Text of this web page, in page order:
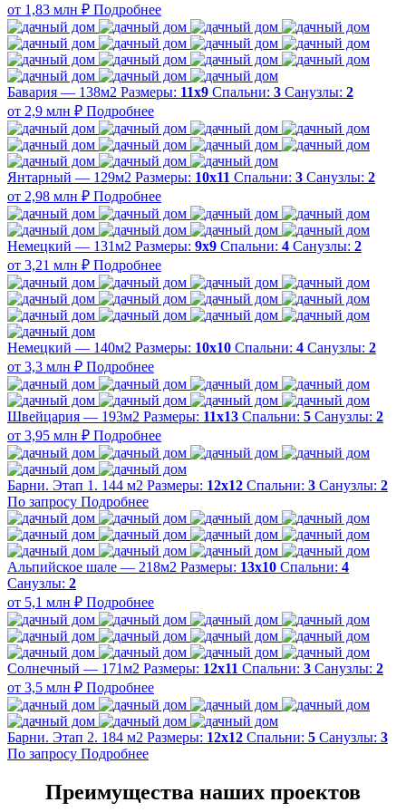
от 1,83 млн ₽ Подробнее
Бавария — 138м2 Размеры: 11х9 Спальни: 3 Санузлы: 2
от 2,9 млн ₽ Подробнее
Янтарный — 129м2 Размеры: 10х11 Спальни: 3 Санузлы: 2
от 2,98 млн ₽ Подробнее
Немецкий — 131м2 Размеры: 9х9 Спальни: 4 Санузлы: 2
от 3,21 млн ₽ Подробнее
Немецкий — 140м2 Размеры: 10х10 Спальни: 4 Санузлы: 2
от 3,3 млн ₽ Подробнее
Швейцария — 193м2 Размеры: 11х13 Спальни: 5 Санузлы: 2
от 3,95 млн ₽ Подробнее
Барни. Этап 1. 144 м2 Размеры: 12х12 Спальни: 3 Санузлы: 2
По запросу Подробнее
Альпийское шале — 218м2 Размеры: 13х10 Спальни: 4
Санузлы: 2
от 5,1 млн ₽ Подробнее
Солнечный — 171м2 Размеры: 12х11 Спальни: 3 Санузлы: 2
от 3,5 млн ₽ Подробнее
Барни. Этап 2. 184 м2 Размеры: 12х12 Спальни: 5 Санузлы: 3
По запросу Подробнее
Преимущества наших проектов